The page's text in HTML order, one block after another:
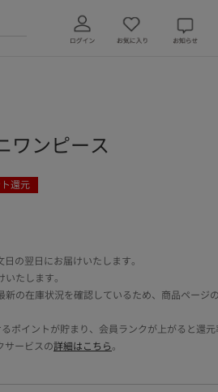
ワンピース
還元
の翌日にお届けいたします。
たします。
の在庫状況を確認しているため、商品ページ
ポイントが貯まり、会員ランクが上がると還元
サービスの詳細はこちら。